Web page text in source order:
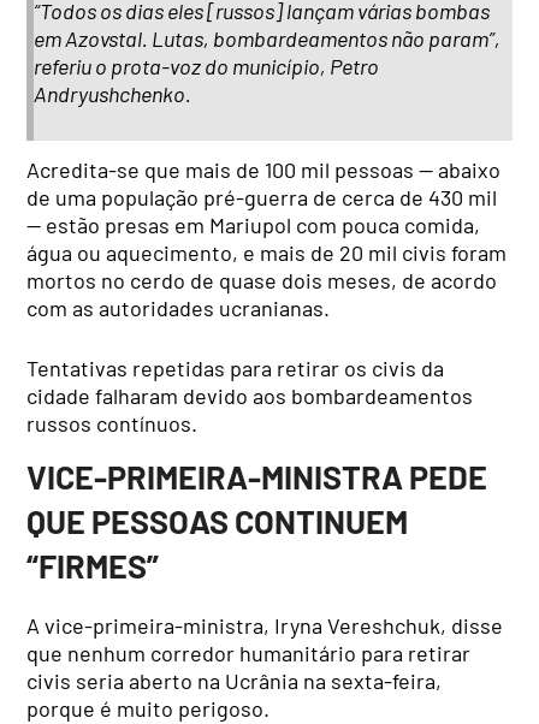
“Todos os dias eles [russos] lançam várias bombas
em Azovstal. Lutas, bombardeamentos não param”,
referiu o prota-voz do município, Petro
Andryushchenko.
Acredita-se que mais de 100 mil pessoas — abaixo
de uma população pré-guerra de cerca de 430 mil
— estão presas em Mariupol com pouca comida,
água ou aquecimento, e mais de 20 mil civis foram
mortos no cerdo de quase dois meses, de acordo
com as autoridades ucranianas.
Tentativas repetidas para retirar os civis da
cidade falharam devido aos bombardeamentos
russos contínuos.
VICE-PRIMEIRA-MINISTRA PEDE
QUE PESSOAS CONTINUEM
“FIRMES”
A vice-primeira-ministra, Iryna Vereshchuk, disse
que nenhum corredor humanitário para retirar
civis seria aberto na Ucrânia na sexta-feira,
porque é muito perigoso.